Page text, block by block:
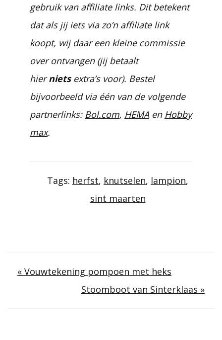
gebruik van affiliate links. Dit betekent
dat als jij iets via zo’n affiliate link
koopt, wij daar een kleine commissie
over ontvangen (jij betaalt
hiernietsextra’s voor). Bestel
bijvoorbeeld via één van de volgende
partnerlinks: Bol.com, HEMAen Hobby
max.
Tags: herfst, knutselen, lampion,
sint maarten
Berichtnavigatie
« Vouwtekening pompoen met heks
Stoomboot van Sinterklaas »